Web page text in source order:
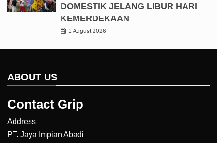
DOMESTIK JELANG LIBUR HARI
KEMERDEKAAN
1 August 2026
ABOUT US
Contact Grip
Address
PT. Jaya Impian Abadi